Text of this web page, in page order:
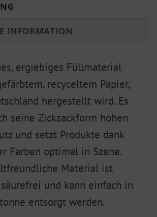
INFORMATION
ergiebiges Füllmaterial
recyceltem Papier,
hergestellt wird. Es
seine Zickzackform hohen
und setzt Produkte dank
Farben optimal in Szene.
Material ist
und kann einfach in
entsorgt werden.